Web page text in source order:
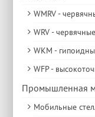
WMRV -
WRV -
WKM -
WFP -
Промышленная
Мобильные